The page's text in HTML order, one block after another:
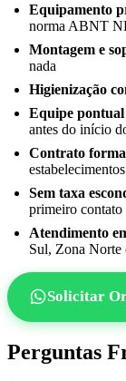
Equipamento
norma ABNT
Montagem e
nada
Higienização
Equipe pontual
antes do início
Contrato
estabelecimentos
Sem taxa
primeiro contato
Atendimento
Sul, Zona Norte
Solicitar
Perguntas